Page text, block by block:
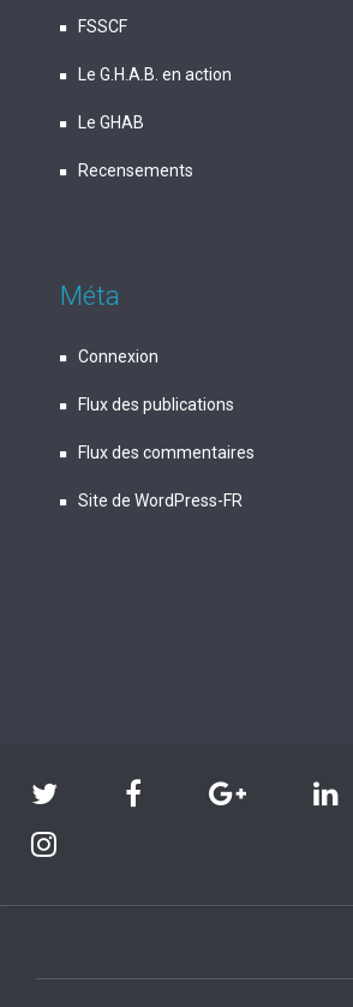
FSSCF
Le G.H.A.B. en action
Le GHAB
Recensements
Méta
Connexion
Flux des publications
Flux des commentaires
Site de WordPress-FR